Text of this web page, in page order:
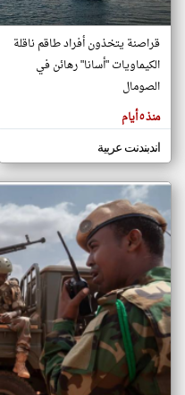
المقالات
هنا عن
وجهة
كاتبيها.
قراصنة يتخذون أفراد طاقم ناقلة
الكيماويات "أسانا" رهائن في
الصومال
منذ ٥ أيام
اندبندنت عربية